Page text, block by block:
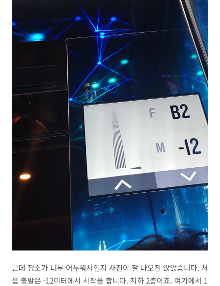
근데 장소가 너무 어두워서인지 사진이 잘 나오진 않았습니다. 처
음 출발은 -12미터에서 시작을 합니다. 지하 2층이죠. 여기에서 1